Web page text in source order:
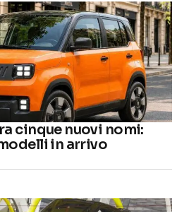
cinque nuovi nomi:
in arrivo